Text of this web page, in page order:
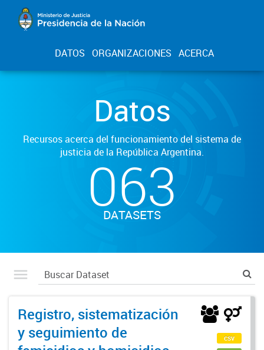
DATOS ORGANIZACIONES ACERCA
Datos
Recursos acerca del funcionamiento del sistema de
justicia de la República Argentina.
063
DATASETS
Registro, sistematización
y seguimiento de
csv